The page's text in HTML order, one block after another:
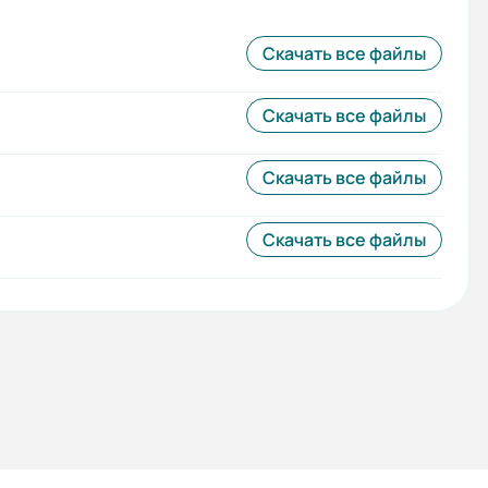
Скачать все файлы
Скачать все файлы
Скачать все файлы
Скачать все файлы